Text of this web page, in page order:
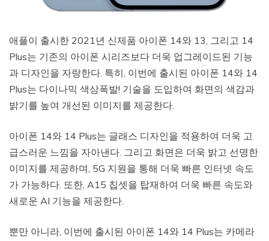
애플이 출시한 2021년 신제품 아이폰 14와 13, 그리고 14
Plus는 기존의 아이폰 시리즈보다 더욱 업그레이드된 기능
과 디자인을 자랑한다. 특히, 이번에 출시된 아이폰 14와 14
Plus는 다이나믹 색상폭발! 기술을 도입하여 화면의 색감과
밝기를 높여 개선된 이미지를 제공한다.
아이폰 14와 14 Plus는 글래스 디자인을 적용하여 더욱 고
급스러운 느낌을 자아낸다. 그리고 화면은 더욱 밝고 선명한
이미지를 제공하며, 5G 지원을 통해 더욱 빠른 인터넷 속도
가 가능하다. 또한, A15 칩셋을 탑재하여 더욱 빠른 속도와
새로운 AI 기능을 제공한다.
뿐만 아니라, 이번에 출시된 아이폰 14와 14 Plus는 카메라